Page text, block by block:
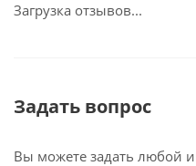
Загрузка отзывов...
Задать вопрос
Вы можете задать любой